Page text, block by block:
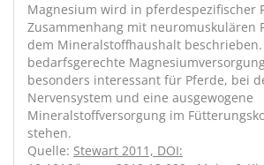
Magnesium wird in pferdespezifischer
Zusammenhang mit neuromuskulären
dem Mineralstoffhaushalt beschrieben.
bedarfsgerechte
besonders interessant für Pferde, bei
Nervensystem und eine ausgewogene
Mineralstoffversorgung im
stehen.
Quelle: Stewart 2011, DOI: